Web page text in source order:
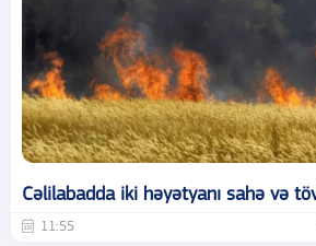
Cəlilabadda iki həyətyanı sahə və
11:55